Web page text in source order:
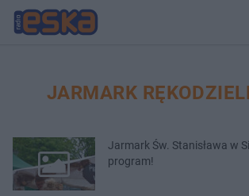
JARMARK
Jarmark Św. Stanisława w
program!